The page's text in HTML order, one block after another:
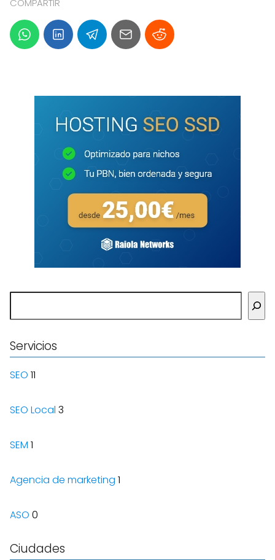
COMPARTIR
Servicios
SEO 11
SEO Local 3
SEM 1
Agencia de marketing 1
ASO 0
Ciudades